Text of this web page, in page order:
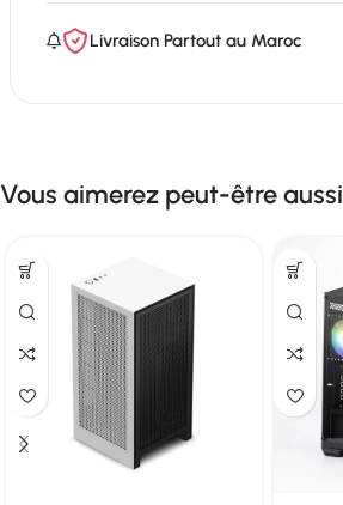
Livraison Partout au Maroc
Vous aimerez peut-être aussi